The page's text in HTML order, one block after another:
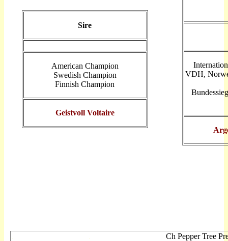
Sire
American Champion
Swedish Champion
Finnish Champion
Geistvoll Voltaire
VDH,
Ch Pepper Tree